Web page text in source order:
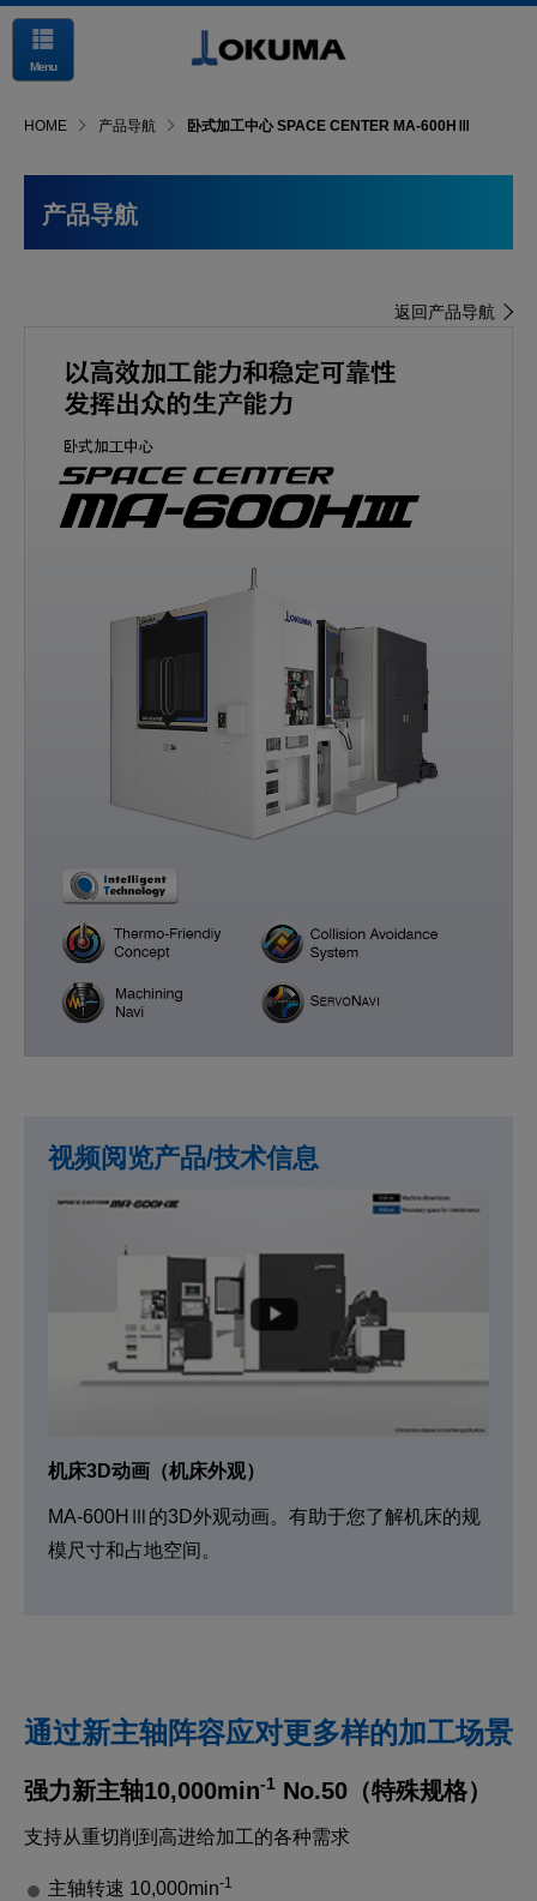
Menu
HOME 产品导航 卧式加工中心 SPACE CENTER MA-600HⅢ
产品导航
返回产品导航
视频阅览产品/技术信息
机床3D动画（机床外观）
MA-600HⅢ的3D外观动画。有助于您了解机床的规
模尺寸和占地空间。
通过新主轴阵容应对更多样的加工场景
强力新主轴10,000min-1 No.50（特殊规格）
支持从重切削到高进给加工的各种需求
主轴转速 10,000min-1